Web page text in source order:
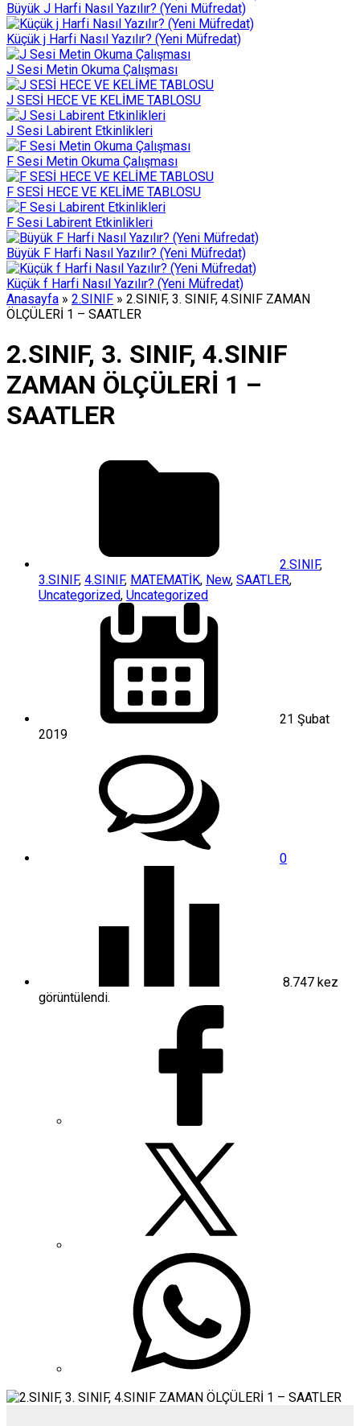
Büyük J Harfi Nasıl Yazılır? (Yeni Müfredat)
Küçük j Harfi Nasıl Yazılır? (Yeni Müfredat)
J Sesi Metin Okuma Çalışması
J SESİ HECE VE KELİME TABLOSU
J Sesi Labirent Etkinlikleri
F Sesi Metin Okuma Çalışması
F SESİ HECE VE KELİME TABLOSU
F Sesi Labirent Etkinlikleri
Büyük F Harfi Nasıl Yazılır? (Yeni Müfredat)
Küçük f Harfi Nasıl Yazılır? (Yeni Müfredat)
Anasayfa » 2.SINIF » 2.SINIF, 3. SINIF, 4.SINIF ZAMAN
ÖLÇÜLERİ 1 – SAATLER
2.SINIF, 3. SINIF, 4.SINIF
ZAMAN ÖLÇÜLERİ 1 –
SAATLER
2.SINIF,
3.SINIF, 4.SINIF, MATEMATİK, New, SAATLER,
Uncategorized, Uncategorized
21 Şubat
2019
0
8.747 kez
görüntülendi.